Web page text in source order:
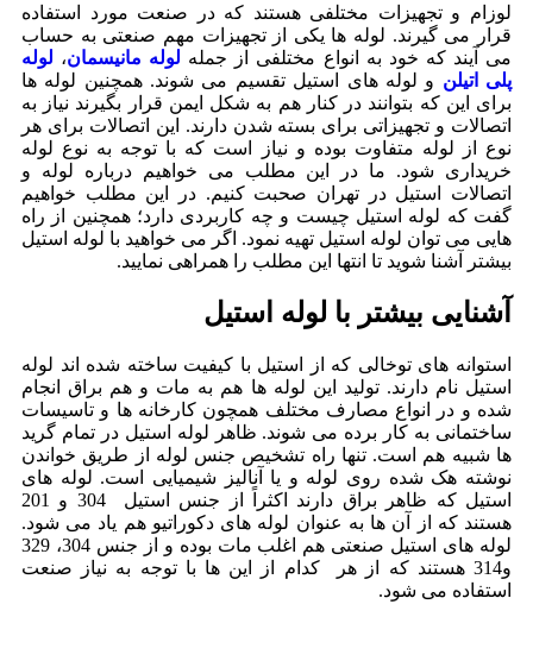
لوزام و تجهیزات مختلفی هستند که در صنعت مورد استفاده
قرار می گیرند. لوله ها یکی از تجهیزات مهم صنعتی به حساب
می آیند که خود به انواع مختلفی از جمله لوله مانیسمان، لوله
پلی اتیلن و لوله های استیل تقسیم می شوند. همچنین لوله ها
برای این که بتوانند در کنار هم به شکل ایمن قرار بگیرند نیاز به
اتصالات و تجهیزاتی برای بسته شدن دارند. این اتصالات برای هر
نوع از لوله متفاوت بوده و نیاز است که با توجه به نوع لوله
خریداری شود. ما در این مطلب می خواهیم درباره لوله و
اتصالات استیل در تهران صحبت کنیم. در این مطلب خواهیم
گفت که لوله استیل چیست و چه کاربردی دارد؛ همچنین از راه
هایی می توان لوله استیل تهیه نمود. اگر می خواهید با لوله استیل
بیشتر آشنا شوید تا انتها این مطلب را همراهی نمایید.
آشنایی بیشتر با لوله استیل
استوانه های توخالی که از استیل با کیفیت ساخته شده اند لوله
استیل نام دارند. تولید این لوله ها هم به مات و هم براق انجام
شده و در انواع مصارف مختلف همچون کارخانه ها و تاسیسات
ساختمانی به کار برده می شوند. ظاهر لوله استیل در تمام گرید
ها شبیه هم است. تنها راه تشخیص جنس لوله از طریق خواندن
نوشته هک شده روی لوله و یا آنالیز شیمیایی است. لوله‌ های
استیل که ظاهر براق دارند اکثراً از جنس استیل 304 و 201
هستند که از آن ها به عنوان لوله های دکوراتیو هم یاد می شود.
لوله‌ های استیل صنعتی هم اغلب مات بوده و از جنس 304، 329
و314 هستند که از هر کدام از این ها با توجه به نیاز صنعت
استفاده می شود.